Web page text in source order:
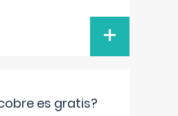
+
es gratis?